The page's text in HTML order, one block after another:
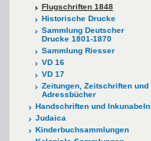
Flugschriften 1848
Historische Drucke
Sammlung Deutscher
Drucke 1801-1870
Sammlung Riesser
VD 16
VD 17
Zeitungen, Zeitschriften und
Adressbücher
Handschriften und Inkunabeln
Judaica
Kinderbuchsammlungen